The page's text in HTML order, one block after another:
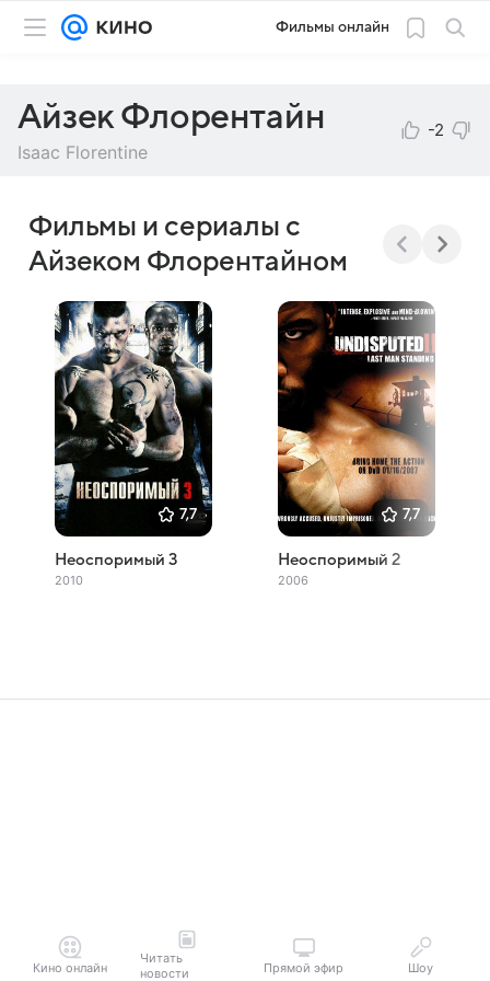
Фильмы онлайн
Айзек Флорентайн
Isaac Florentine
-2
Фильмы и сериалы с
Айзеком Флорентайном
7,7
Неоспоримый 3
2010
7,7
Неоспоримый 2
2006
Кино онлайн
Читать
новости
Прямой эфир Шоу